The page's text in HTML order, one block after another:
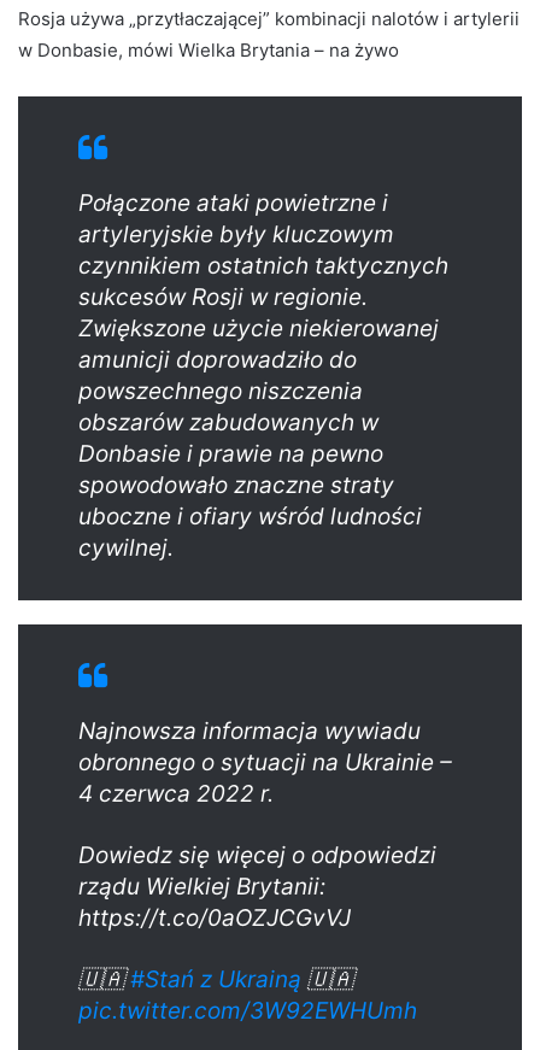
Rosja używa „przytłaczającej” kombinacji nalotów i artylerii
w Donbasie, mówi Wielka Brytania – na żywo
Połączone ataki powietrzne i
artyleryjskie były kluczowym
czynnikiem ostatnich taktycznych
sukcesów Rosji w regionie.
Zwiększone użycie niekierowanej
amunicji doprowadziło do
powszechnego niszczenia
obszarów zabudowanych w
Donbasie i prawie na pewno
spowodowało znaczne straty
uboczne i ofiary wśród ludności
cywilnej.
Najnowsza informacja wywiadu
obronnego o sytuacji na Ukrainie –
4 czerwca 2022 r.
Dowiedz się więcej o odpowiedzi
rządu Wielkiej Brytanii:
https://t.co/0aOZJCGvVJ
🇺🇦#Stań z Ukrainą 🇺🇦
pic.twitter.com/3W92EWHUmh